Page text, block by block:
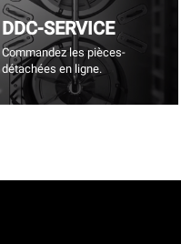
DDC-SERVICE
Commandez les pièces-
détachées en ligne.